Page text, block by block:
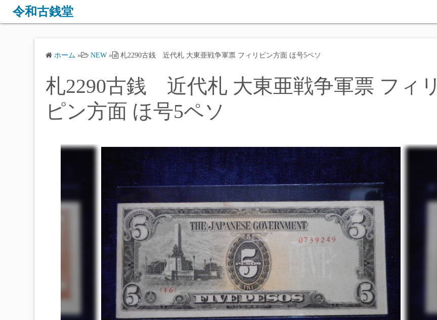
令和古銭堂
ホーム » NEW » 札2290古銭 近代札 大東亜戦争軍票 フィリピン方面 ほ号5ペソ
札2290古銭 近代札 大東亜戦争軍票 フィリ
ピン方面 ほ号5ペソ